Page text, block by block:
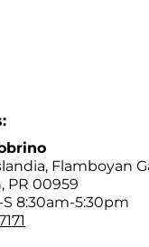
Flamboyan
PR 00959
S 8:30am-5:30pm